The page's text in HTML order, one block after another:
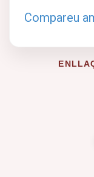
Compareu